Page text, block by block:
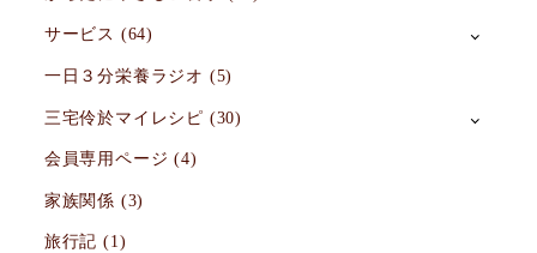
サービス (64)
一日３分栄養ラジオ (5)
三宅伶於マイレシピ (30)
会員専用ページ (4)
家族関係 (3)
旅行記 (1)